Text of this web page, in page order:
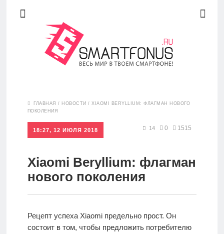
Обзоры
Рейтинги
FAQ
О
ГЛАВНАЯ / НОВОСТИ /XIAOMI BERYLLIUM: ФЛАГМАН НОВОГО
ПОКОЛЕНИЯ
18:27, 12 ИЮЛЯ 2018 14 0 1515
Xiaomi Beryllium: флагман
нового поколения
Рецепт успеха Xiaomi предельно прост. Он
состоит в том, чтобы предложить потребителю